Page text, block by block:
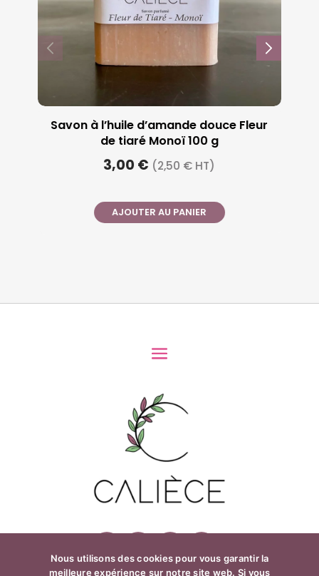
Savon à l’huile d’amande douce Fleur
de tiaré Monoï 100 g
3,00 € (2,50 € HT)
AJOUTER AU PANIER
Nous utilisons des cookies pour vous garantir la
meilleure expérience sur notre site web. Si vous